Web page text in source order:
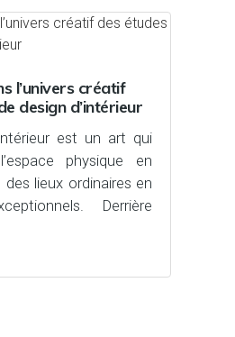
l’univers créatif
design d’intérieur
est un art qui
physique en
lieux ordinaires en
Derrière